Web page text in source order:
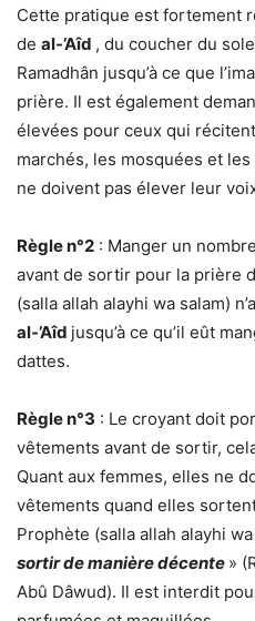
Cette pratique est fortement
de al-’Aîd , du coucher du
Ramadhân jusqu’à ce que
prière. Il est également
élevées pour ceux qui
marchés, les mosquées et
ne doivent pas élever leur
Règle n°2 : Manger un
avant de sortir pour la prière
(salla allah alayhi wa salam)
al-’Aîd jusqu’à ce qu’il eût
dattes.
Règle n°3 : Le croyant doit
vêtements avant de sortir,
Quant aux femmes, elles ne
vêtements quand elles
Prophète (salla allah alayhi
sortir de manière décente »
Abû Dâwud). Il est interdit